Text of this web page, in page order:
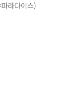
라다이스)